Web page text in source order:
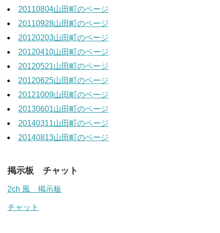
20110804山田町のページ
20110928山田町のページ
20120203山田町のページ
20120410山田町のページ
20120521山田町のページ
20120625山田町のページ
20121009山田町のページ
20130601山田町のページ
20140311山田町のページ
20140813山田町のページ
掲示板 チャット
2ch 風 掲示板
チャット